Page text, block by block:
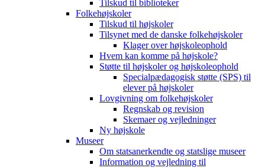
Tilskud til biblioteker
Folkehøjskoler
Tilskud til højskoler
Tilsynet med de danske folkehøjskoler
Klager over højskoleophold
Hvem kan komme på højskole?
Støtte til højskoler og højskoleophold
Specialpædagogisk støtte (SPS) til
elever på højskoler
Lovgivning om folkehøjskoler
Regnskab og revision
Skemaer og vejledninger
Ny højskole
Museer
Om statsanerkendte og statslige museer
Information og vejledning til